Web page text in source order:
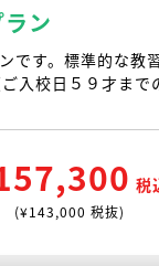
ン
です。標準的な教
入校日５９才まで
税
(¥143,000 税抜)